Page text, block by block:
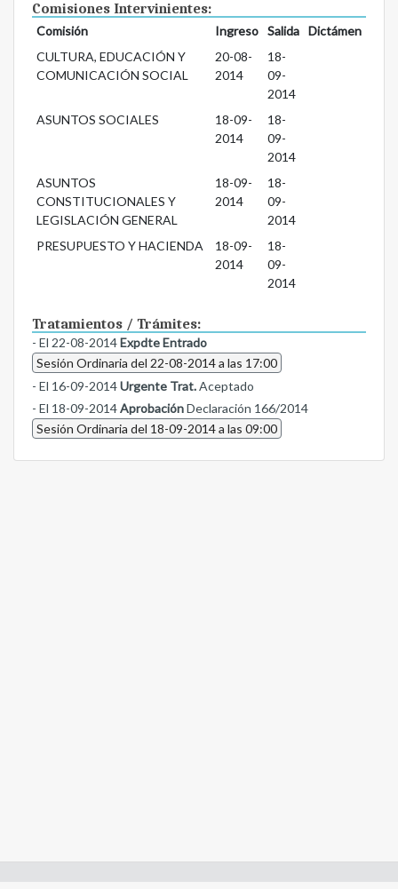
Comisiones Intervinientes:
Comisión Ingreso Salida
Dictámen
CULTURA, EDUCACIÓN Y
COMUNICACIÓN SOCIAL
20-08-
2014
18-
09-
2014
ASUNTOS SOCIALES
18-09-
2014
18-
09-
2014
ASUNTOS
CONSTITUCIONALES Y
LEGISLACIÓN GENERAL
18-09-
2014
18-
09-
2014
PRESUPUESTO Y HACIENDA
18-09-
2014
18-
09-
2014
Tratamientos / Trámites:
- El 22-08-2014Expdte Entrado
Sesión Ordinaria del 22-08-2014 a las 17:00
- El 16-09-2014Urgente Trat.Aceptado
- El 18-09-2014AprobaciónDeclaración 166/2014
Sesión Ordinaria del 18-09-2014 a las 09:00